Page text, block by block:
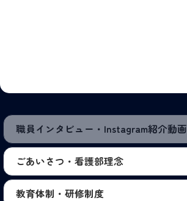
職員インタビュー・Instagram紹介動画
ごあいさつ・看護部理念
教育体制・研修制度